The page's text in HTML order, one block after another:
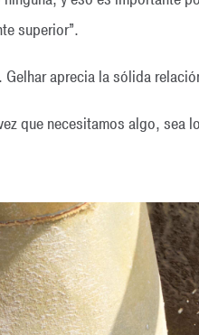
superior”.
aprecia la sólida
que necesitamos algo,